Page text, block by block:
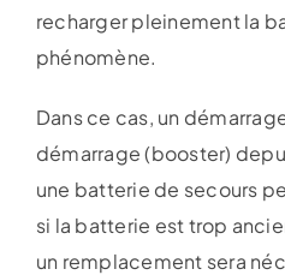
recharger pleinement la
phénomène.
Dans ce cas, un
démarrage (booster)
une batterie de secours
si la batterie est trop
un remplacement sera